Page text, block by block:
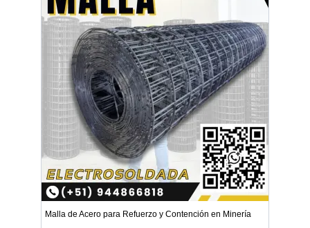
Malla de Acero para Refuerzo y Contención en Minería